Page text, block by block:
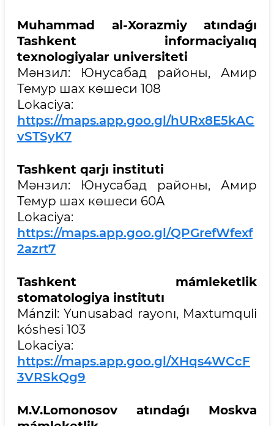
Muhammad al-Xorazmiy atındaǵı
Tashkent informaciyalıq
texnologiyalar universiteti
Мәнзил: Юнусабад районы, Амир
Темур шах көшеси 108
Lokaciya:
https://maps.app.goo.gl/hURx8E5kAC
vSTSyK7
Tashkent qarjı instituti
Мәнзил: Юнусабад районы, Амир
Темур шах көшеси 60A
Lokaciya:
https://maps.app.goo.gl/QPGrefWfexf
2azrt7
Tashkent mámleketlik
stomatologiya institutı
Mánzil: Yunusabad rayonı, Maxtumquli
kóshesi 103
Lokaciya:
https://maps.app.goo.gl/XHqs4WCcF
3VRSkQg9
M.V.Lomonosov atındaǵı Moskva